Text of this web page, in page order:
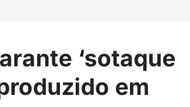
‘sotaque
em